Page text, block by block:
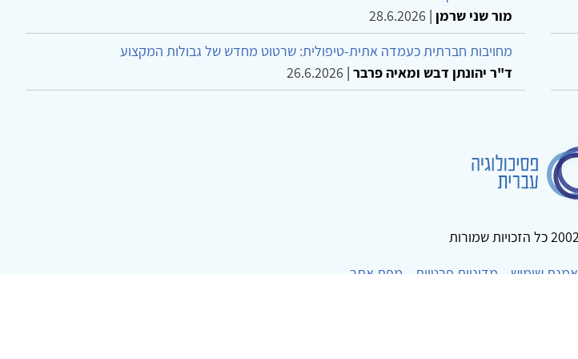
מור שני שרמן |
28.6.2026
מחויבות חברתית כעמדה אתית-טיפולית: שרטוט מחדש של גבולות המקצוע
ד"ר יהונתן דבש ומאיה פרבר |
26.6.2026
אמנת שימוש מדיניות פרטיות
מפת אתר